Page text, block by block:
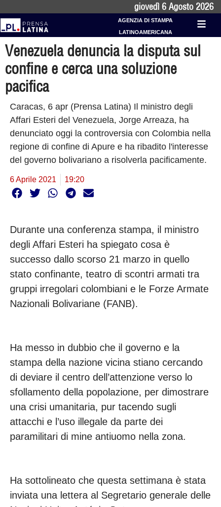
giovedì 6 Agosto 2026
AGENZIA DI STAMPA
LATINOAMERICANA
Venezuela denuncia la disputa sul
confine e cerca una soluzione
pacifica
Caracas, 6 apr (Prensa Latina) Il ministro degli
Affari Esteri del Venezuela, Jorge Arreaza, ha
denunciato oggi la controversia con Colombia nella
regione di confine di Apure e ha ribadito l'interesse
del governo bolivariano a risolverla pacificamente.
6 Aprile 2021 19:20
Durante una conferenza stampa, il ministro
degli Affari Esteri ha spiegato cosa è
successo dallo scorso 21 marzo in quello
stato confinante, teatro di scontri armati tra
gruppi irregolari colombiani e le Forze Armate
Nazionali Bolivariane (FANB).
Ha messo in dubbio che il governo e la
stampa della nazione vicina stiano cercando
di deviare il centro dell’attenzione verso lo
sfollamento della popolazione, per dimostrare
una crisi umanitaria, pur tacendo sugli
attacchi e l’uso illegale da parte dei
paramilitari di mine antiuomo nella zona.
Ha sottolineato che questa settimana è stata
inviata una lettera al Segretario generale delle